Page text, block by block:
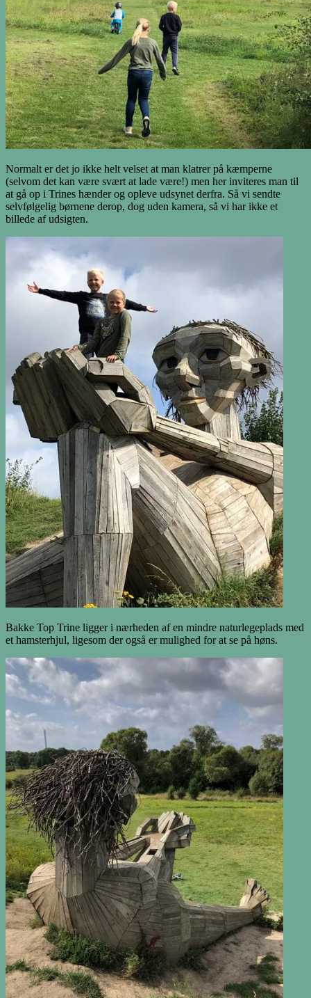
Normalt er det jo ikke helt velset at man klatrer på kæmperne
(selvom det kan være svært at lade være!) men her inviteres man til
at gå op i Trines hænder og opleve udsynet derfra. Så vi sendte
selvfølgelig børnene derop, dog uden kamera, så vi har ikke et
billede af udsigten.
Bakke Top Trine ligger i nærheden af en mindre naturlegeplads med
et hamsterhjul, ligesom der også er mulighed for at se på høns.